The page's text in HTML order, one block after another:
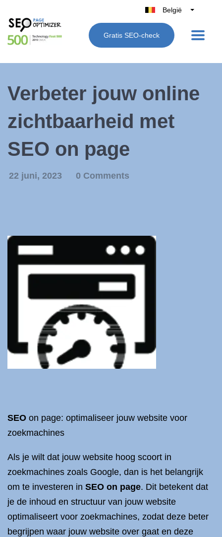
België
Belgique
Nederland
UK
España
Italië
Gratis SEO-check
Verbeter jouw online
zichtbaarheid met
SEO on page
22 juni, 2023 0 Comments
SEO on page: optimaliseer jouw website voor
zoekmachines
Als je wilt dat jouw website hoog scoort in
zoekmachines zoals Google, dan is het belangrijk
om te investeren in SEO on page. Dit betekent dat
je de inhoud en structuur van jouw website
optimaliseert voor zoekmachines, zodat deze beter
begrijpen waar jouw website over gaat en deze